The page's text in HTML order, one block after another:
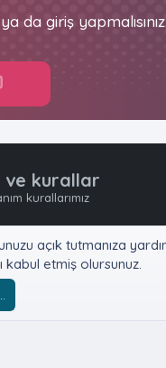
da giriş
kurallar
kurallarımız
açık tutmanıza
etmiş olursunuz.